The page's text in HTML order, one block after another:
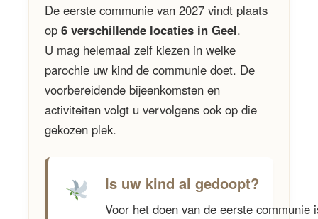
De eerste communie van 2027 vindt plaats
op6 verschillende locaties in Geel.
U mag helemaal zelf kiezen in welke
parochie uw kind de communie doet. De
voorbereidende bijeenkomsten en
activiteiten volgt u vervolgens ook op die
gekozen plek.
Is uw kind al gedoopt?
Voor het doen van de eerste communie